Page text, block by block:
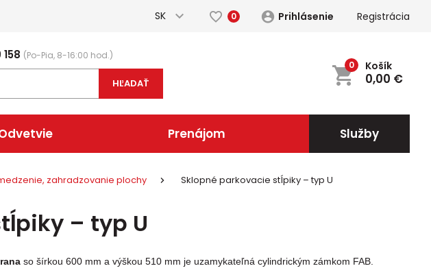
SK 0 Prihlásenie Registrácia
(Po-Pia, 8-16:00 hod.)
HĽADAŤ
Košík
0,00 €
0
Prenájom Služby
zahradzovanie plochy Sklopné parkovacie stĺpiky – typ U
– typ U
so šírkou 600 mm a výškou 510 mm je uzamykateľná cylindrickým zámkom FAB.